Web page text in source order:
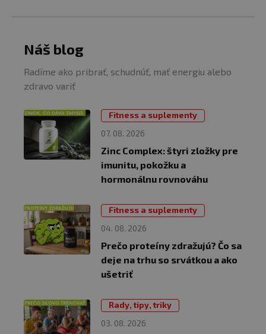
Náš blog
Radíme ako pribrať, schudnúť, mať energiu alebo
zdravo variť
07. 08. 2026
Fitness a suplementy
Zinc Complex: štyri zložky pre
imunitu, pokožku a
hormonálnu rovnováhu
04. 08. 2026
Fitness a suplementy
Prečo proteíny zdražujú? Čo sa
deje na trhu so srvátkou a ako
ušetriť
03. 08. 2026
Rady, tipy, triky